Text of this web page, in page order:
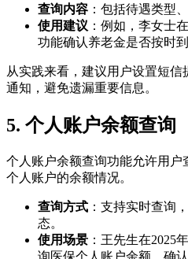
查询内容 ：包括待遇类型
使用建议 ：例如，李女士
功能确认养老金是否按时
从实践来看，建议用户设置短
通知，避免遗漏重要信息。
5. 个人账户余额查询
个人账户余额查询功能允许用
个人账户的余额情况。
查询方式 ：支持实时查询
态。
使用场景 ：王先生在2025
询医保个人账户余额，确